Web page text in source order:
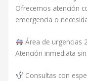
Ofrecemos atención
emergencia o
Área de urgencias
Atención inmediata
Consultas con